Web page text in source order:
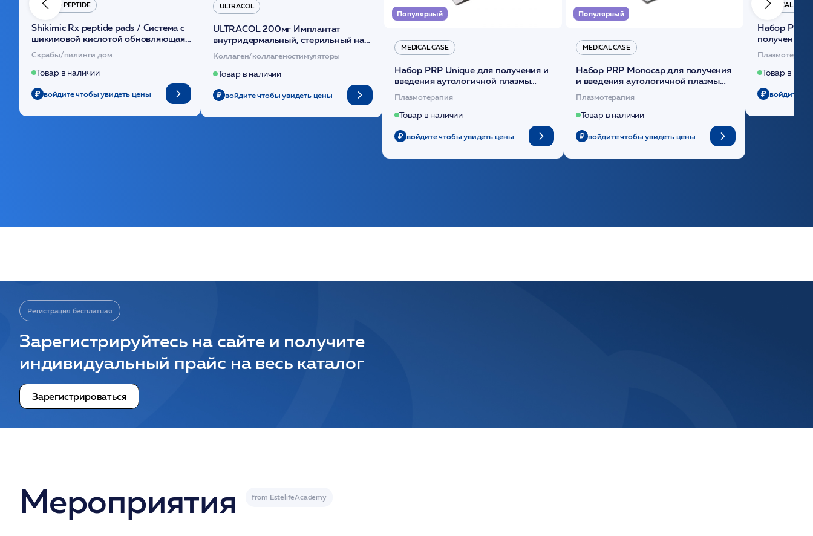
HYDRO PEPTIDE
Shikimic Rx peptide pads / Cистема с
шикимовой кислотой обновляющая
(30шт) /HP
Скрабы/пилинги дом.
Товар в наличии
войдите чтобы увидеть цены
ULTRACOL
ULTRACOL 200мг Имплантат
внутридермальный, стерильный на
основе полидиоксанона /ULTRACOL
Коллаген/коллагеностимуляторы
Товар в наличии
войдите чтобы увидеть цены
Популярный
MEDICAL CASE
Набор PRP Unique для получения и
введения аутологичной плазмы
(саше 1шт)/Medical Case
Плазмотерапия
Товар в наличии
войдите чтобы увидеть цены
Популярный
MEDICAL CASE
Набор PRP Monocap для получения
и введения аутологичной плазмы
(саше 1шт)/Medical Case
Плазмотерапия
Товар в наличии
войдите чтобы увидеть цены
MEDICAL CASE
Набор Plasmoactive Стандарт для
получения
плазмы
Товар в
войдите
Регистрация бесплатная
Зарегистрируйтесь на сайте и получите
индивидуальный прайс на весь каталог
Зарегистрироваться
Мероприятия